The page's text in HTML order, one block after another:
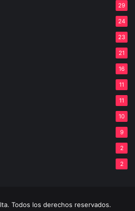
29
24
23
21
16
11
11
10
9
2
2
Todos los derechos reservados.